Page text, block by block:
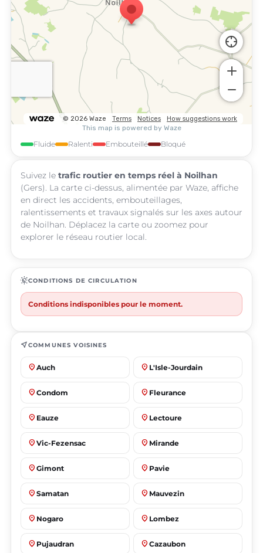
Fluide Ralenti Embouteillé Bloqué
Suivez le trafic routier en temps réel à Noilhan
(Gers). La carte ci-dessus, alimentée par Waze, affiche
en direct les accidents, embouteillages,
ralentissements et travaux signalés sur les axes autour
de Noilhan. Déplacez la carte ou zoomez pour
explorer le réseau routier local.
routineCONDITIONS DE CIRCULATION
Conditions indisponibles pour le moment.
near_meCOMMUNES VOISINES
place Auch place L'Isle-Jourdain
place Condom place Fleurance
place Eauze place Lectoure
place Vic-Fezensac place Mirande
place Gimont place Pavie
place Samatan place Mauvezin
place Nogaro place Lombez
place Pujaudran place Cazaubon